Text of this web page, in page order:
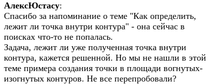
АлексЮстасу:
Спасибо за напоминание о теме "Как определить,
лежит ли точка внутри контура" - она сейчас в
поисках что-то не попалась.
Задача, лежит ли уже полученная точка внутри
контура, кажется решенной. Но мы не нашли в этой
теме примера создания точки в площади вогнутых-
изогнутых контуров. Не все перепробовали?